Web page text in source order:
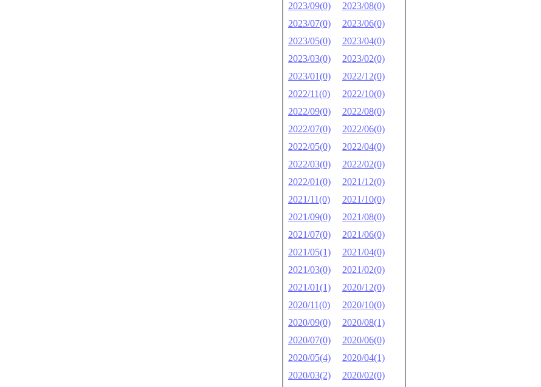
2023/09(0)
2023/08(0)
2023/07(0)
2023/06(0)
2023/05(0)
2023/04(0)
2023/03(0)
2023/02(0)
2023/01(0)
2022/12(0)
2022/11(0)
2022/10(0)
2022/09(0)
2022/08(0)
2022/07(0)
2022/06(0)
2022/05(0)
2022/04(0)
2022/03(0)
2022/02(0)
2022/01(0)
2021/12(0)
2021/11(0)
2021/10(0)
2021/09(0)
2021/08(0)
2021/07(0)
2021/06(0)
2021/05(1)
2021/04(0)
2021/03(0)
2021/02(0)
2021/01(1)
2020/12(0)
2020/11(0)
2020/10(0)
2020/09(0)
2020/08(1)
2020/07(0)
2020/06(0)
2020/05(4)
2020/04(1)
2020/03(2)
2020/02(0)